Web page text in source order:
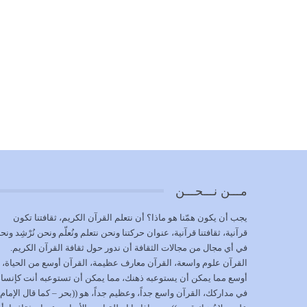
مـــن نـــحـــن
يجب أن يكون همّنا هو ماذا؟ أن نتعلم القرآن الكريم، ثقافتنا تكون
قرآنية، ثقافتنا قرآنية، عنوان حركتنا ونحن نتعلم ونُعلّم ونحن نُرْشِد
في أي مجال من مجالات الثقافة أن ندور حول ثقافة القرآن الكريم.
القرآن علوم واسعة، القرآن معارف عظيمة، القرآن أوسع من الحياة،
أوسع مما يمكن أن يستوعبه ذهنك، مما يمكن أن تستوعبه أنت
في مداركك، القرآن واسع جداً، وعظيم جداً، هو ((بحر – كما قال الإمام